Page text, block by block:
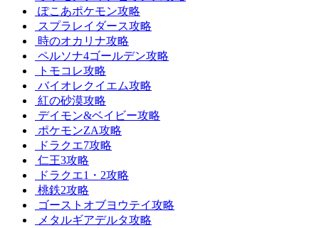
ぽこあポケモン攻略
スプラレイダース攻略
時のオカリナ攻略
ペルソナ4ゴールデン攻略
トモコレ攻略
バイオレクイエム攻略
紅の砂漠攻略
デイモン&ベイビー攻略
ポケモンZA攻略
ドラクエ7攻略
仁王3攻略
ドラクエ1・2攻略
桃鉄2攻略
ゴーストオブヨウテイ攻略
メタルギアデルタ攻略